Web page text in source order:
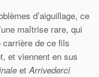
d’aiguillage, ce
maîtrise rare, qui
carrière de ce fils
et viennent en sus
etArrivederci